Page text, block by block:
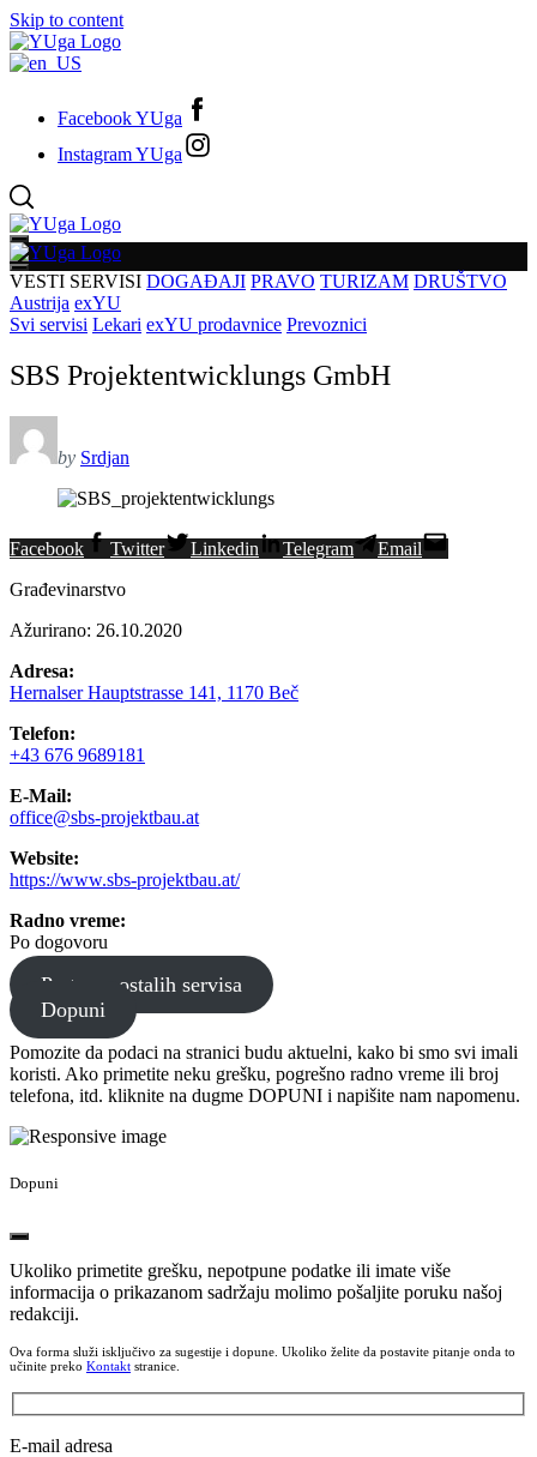
Skip to content
Facebook YUga
Instagram YUga
VESTI SERVISI DOGAĐAJI PRAVO TURIZAM DRUŠTVO
Austrija exYU
Svi servisi Lekari exYU prodavnice Prevoznici
SBS Projektentwicklungs GmbH
by Srdjan
Facebook Twitter Linkedin Telegram
Email
Građevinarstvo
Ažurirano: 26.10.2020
Adresa:
Hernalser Hauptstrasse 141, 1170 Beč
Telefon:
+43 676 9689181
E-Mail:
office@sbs-projektbau.at
Website:
https://www.sbs-projektbau.at/
Radno vreme:
Po dogovoru
Pretraga ostalih servisa
Dopuni
Pomozite da podaci na stranici budu aktuelni, kako bi smo svi imali
koristi. Ako primetite neku grešku, pogrešno radno vreme ili broj
telefona, itd. kliknite na dugme DOPUNI i napišite nam napomenu.
Dopuni
Ukoliko primetite grešku, nepotpune podatke ili imate više
informacija o prikazanom sadržaju molimo pošaljite poruku našoj
redakciji.
Ova forma služi isključivo za sugestije i dopune. Ukoliko želite da postavite pitanje onda to
učinite preko Kontakt stranice.
E-mail adresa